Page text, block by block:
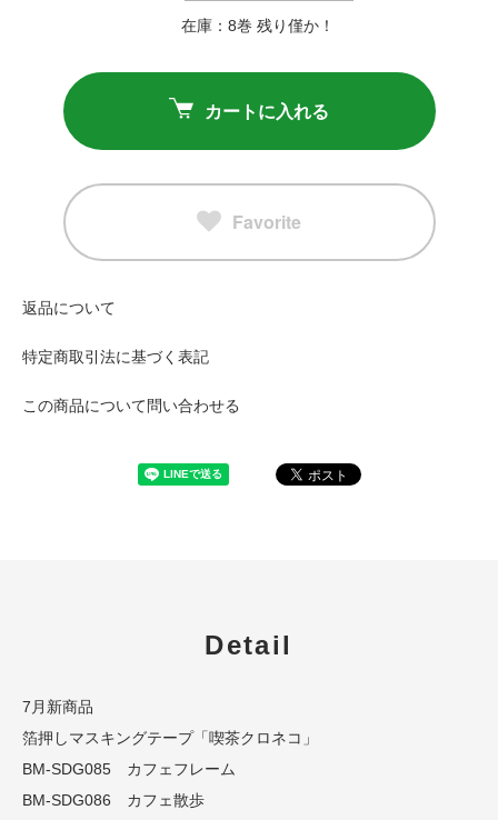
在庫：8巻 残り僅か！
カートに入れる
Favorite
返品について
特定商取引法に基づく表記
この商品について問い合わせる
Detail
7月新商品
箔押しマスキングテープ「喫茶クロネコ」
BM-SDG085 カフェフレーム
BM-SDG086 カフェ散歩